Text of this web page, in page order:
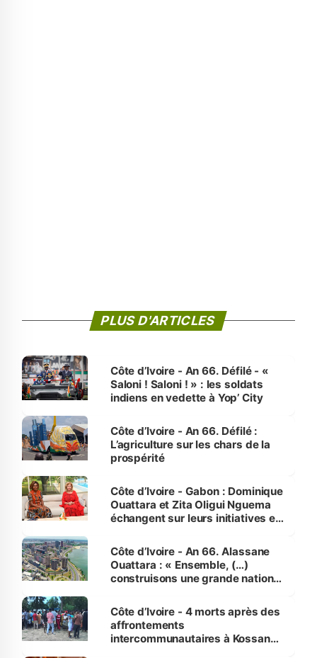
PLUS D'ARTICLES
Côte d’Ivoire - An 66. Défilé - «
Saloni ! Saloni ! » : les soldats
indiens en vedette à Yop’ City
Côte d’Ivoire - An 66. Défilé :
L’agriculture sur les chars de la
prospérité
Côte d’Ivoire - Gabon : Dominique
Ouattara et Zita Oligui Nguema
échangent sur leurs initiatives en
enfants
Côte d’Ivoire - An 66. Alassane
Ouattara : « Ensemble, (…)
construisons une grande nation
générations futures »
Côte d’Ivoire - 4 morts après des
affrontements
intercommunautaires à Kossandji